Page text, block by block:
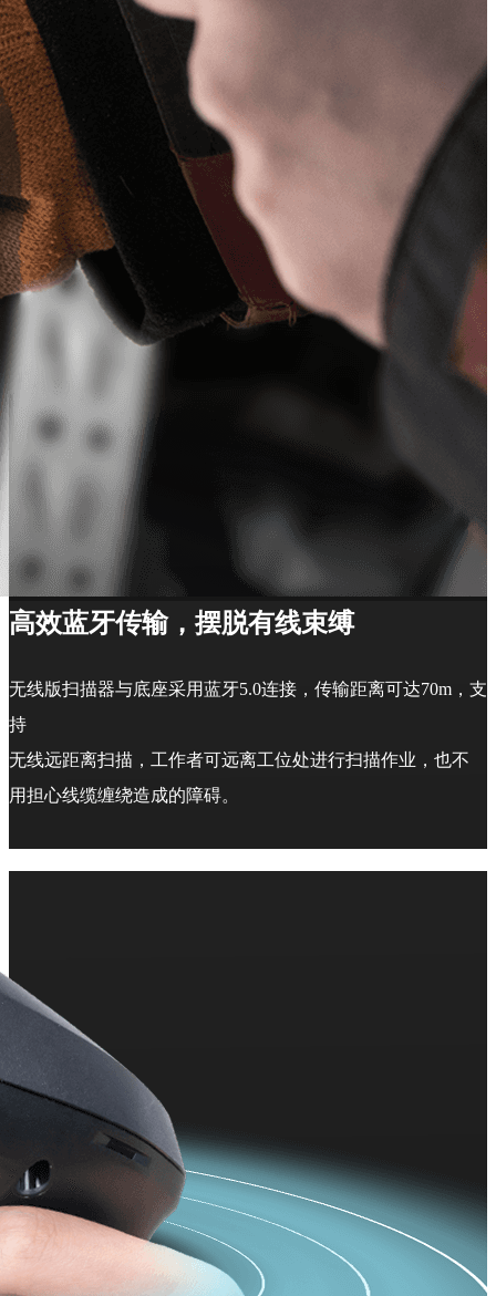
高效蓝牙传输，摆脱有线束缚
无线版扫描器与底座采用蓝牙5.0连接，传输距离可达70m，支
持
无线远距离扫描，工作者可远离工位处进行扫描作业，也不
用担心线缆缠绕造成的障碍。